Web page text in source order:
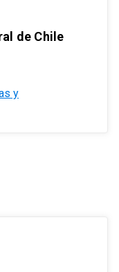
de Chile
y